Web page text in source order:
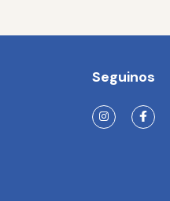
Seguinos